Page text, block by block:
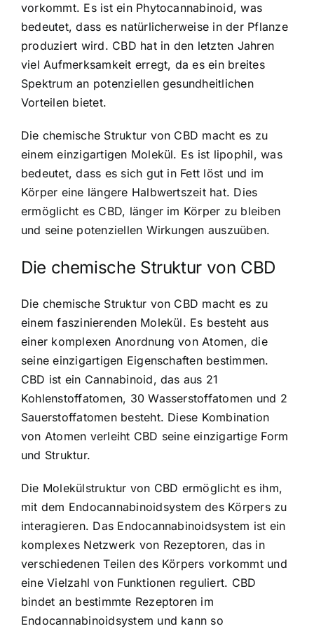
vorkommt. Es ist ein Phytocannabinoid, was
bedeutet, dass es natürlicherweise in der Pflanze
produziert wird. CBD hat in den letzten Jahren
viel Aufmerksamkeit erregt, da es ein breites
Spektrum an potenziellen gesundheitlichen
Vorteilen bietet.
Die chemische Struktur von CBD macht es zu
einem einzigartigen Molekül. Es ist lipophil, was
bedeutet, dass es sich gut in Fett löst und im
Körper eine längere Halbwertszeit hat. Dies
ermöglicht es CBD, länger im Körper zu bleiben
und seine potenziellen Wirkungen auszuüben.
Die chemische Struktur von CBD
Die chemische Struktur von CBD macht es zu
einem faszinierenden Molekül. Es besteht aus
einer komplexen Anordnung von Atomen, die
seine einzigartigen Eigenschaften bestimmen.
CBD ist ein Cannabinoid, das aus 21
Kohlenstoffatomen, 30 Wasserstoffatomen und 2
Sauerstoffatomen besteht. Diese Kombination
von Atomen verleiht CBD seine einzigartige Form
und Struktur.
Die Molekülstruktur von CBD ermöglicht es ihm,
mit dem Endocannabinoidsystem des Körpers zu
interagieren. Das Endocannabinoidsystem ist ein
komplexes Netzwerk von Rezeptoren, das in
verschiedenen Teilen des Körpers vorkommt und
eine Vielzahl von Funktionen reguliert. CBD
bindet an bestimmte Rezeptoren im
Endocannabinoidsystem und kann so